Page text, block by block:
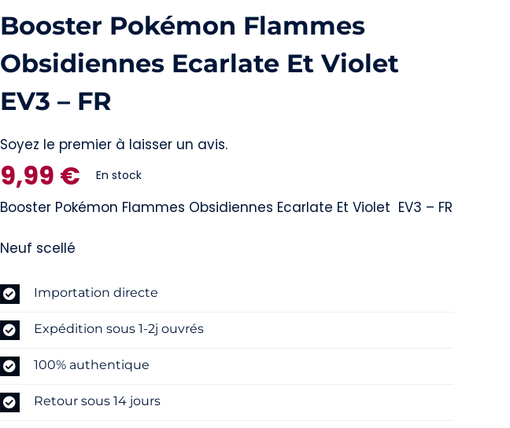
Booster Pokémon Flammes
Obsidiennes Ecarlate Et Violet
EV3 – FR
Soyez le premier à laisser un avis.
9,99 € En stock
Booster Pokémon Flammes Obsidiennes Ecarlate Et Violet EV3 – FR
Neuf scellé
Importation directe
Expédition sous 1-2j ouvrés
100% authentique
Retour sous 14 jours